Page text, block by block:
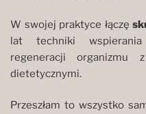
W swojej praktyce łączę
lat techniki wspierania
regeneracji organizmu
dietetycznymi.
Przeszłam to wszystko